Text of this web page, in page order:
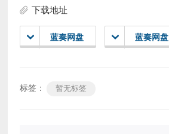
下载地址
蓝奏网盘 蓝奏网盘
标签： 暂无标签